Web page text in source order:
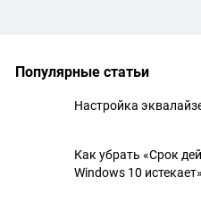
Популярные статьи
Настройка
Как убрать «Срок
Windows 10 истекает»